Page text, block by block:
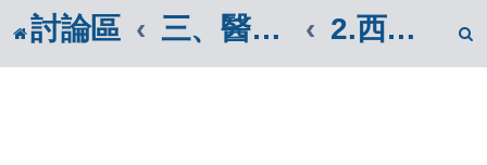
討論區 三、醫學報導區(市面報章雜誌) 2.西醫報導